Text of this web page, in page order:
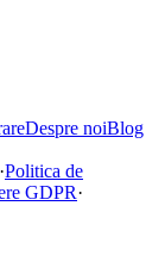
Despre noiBlog
·Politica de
GDPR·